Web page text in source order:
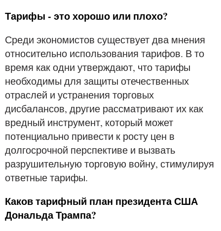
Тарифы - это хорошо или плохо?
Среди экономистов существует два мнения
относительно использования тарифов. В то
время как одни утверждают, что тарифы
необходимы для защиты отечественных
отраслей и устранения торговых
дисбалансов, другие рассматривают их как
вредный инструмент, который может
потенциально привести к росту цен в
долгосрочной перспективе и вызвать
разрушительную торговую войну, стимулируя
ответные тарифы.
Каков тарифный план президента США
Дональда Трампа?